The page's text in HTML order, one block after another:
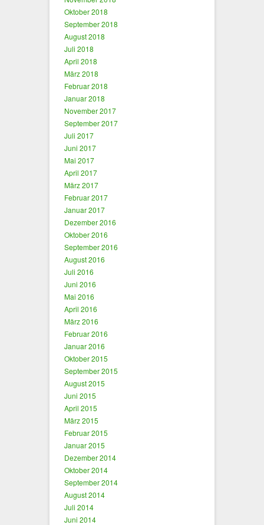
Oktober 2018
September 2018
August 2018
Juli 2018
April 2018
März 2018
Februar 2018
Januar 2018
November 2017
September 2017
Juli 2017
Juni 2017
Mai 2017
April 2017
März 2017
Februar 2017
Januar 2017
Dezember 2016
Oktober 2016
September 2016
August 2016
Juli 2016
Juni 2016
Mai 2016
April 2016
März 2016
Februar 2016
Januar 2016
Oktober 2015
September 2015
August 2015
Juni 2015
April 2015
März 2015
Februar 2015
Januar 2015
Dezember 2014
Oktober 2014
September 2014
August 2014
Juli 2014
Juni 2014